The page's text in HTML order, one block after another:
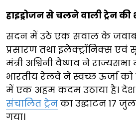
हाइड्रोजन से चलने वाली ट्रेन
सदन में उठे एक सवाल के
प्रसारण तथा इलेक्ट्रॉनिक्स एवं
मंत्री अश्विनी वैष्णव ने
भारतीय रेलवे ने स्वच्छ ऊर्जा को
में एक अहम कदम उठाया है।
संचालित ट्रेन का उद्घाटन 17
गया।